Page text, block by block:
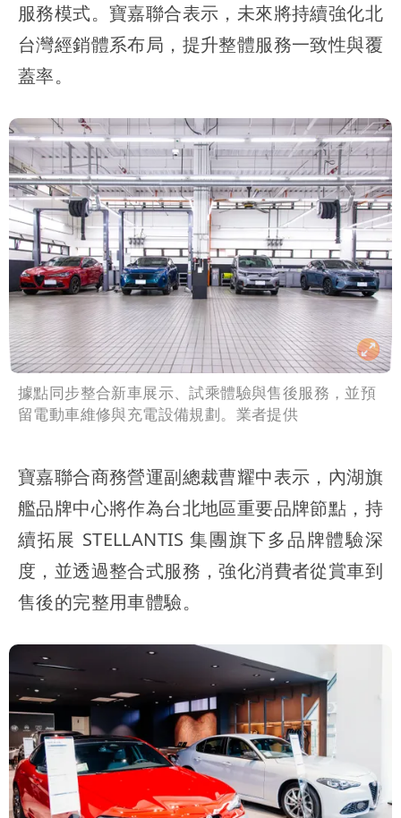
服務模式。寶嘉聯合表示，未來將持續強化北
台灣經銷體系布局，提升整體服務一致性與覆
蓋率。
據點同步整合新車展示、試乘體驗與售後服務，並預
留電動車維修與充電設備規劃。業者提供
寶嘉聯合商務營運副總裁曹耀中表示，內湖旗
艦品牌中心將作為台北地區重要品牌節點，持
續拓展 STELLANTIS 集團旗下多品牌體驗深
度，並透過整合式服務，強化消費者從賞車到
售後的完整用車體驗。